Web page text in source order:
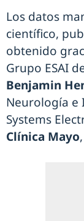
Los datos
científico,
obtenido
Grupo ESAI
Benjamin
Neurología e
Systems
Clínica Mayo